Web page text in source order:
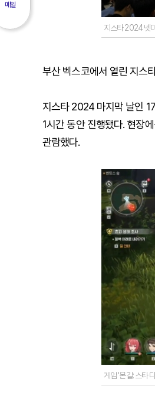
메일
지스타 2024 넷
부산 벡스코에서 열린 지스
지스타 2024 마지막 날인
1시간 동안 진행됐다. 현장
관람했다.
게임 '몬길: 스타